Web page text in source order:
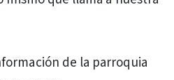
de la parroquia